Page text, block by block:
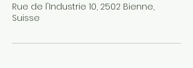
Rue de l'Industrie 10, 2502 Bienne,
Suisse